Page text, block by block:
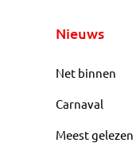
Nieuws
Net binnen
Carnaval
Meest gelezen